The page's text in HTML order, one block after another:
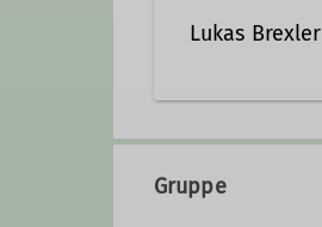
Lukas Brexler
Gruppe